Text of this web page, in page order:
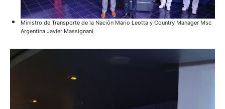
Ministro de Transporte de la Nación Mario Leotta y Country Manager Msc
Argentina Javier Massignani